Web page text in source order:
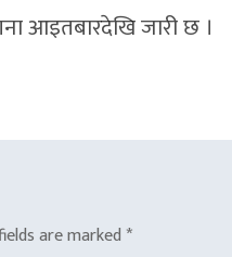
आइतबारदेखि जारी छ ।
are marked *